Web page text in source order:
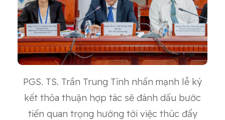
PGS. TS. Trần Trung Tính nhấn mạnh lễ ký
kết thỏa thuận hợp tác sẽ đánh dấu bước
tiến quan trọng hướng tới việc thúc đẩy